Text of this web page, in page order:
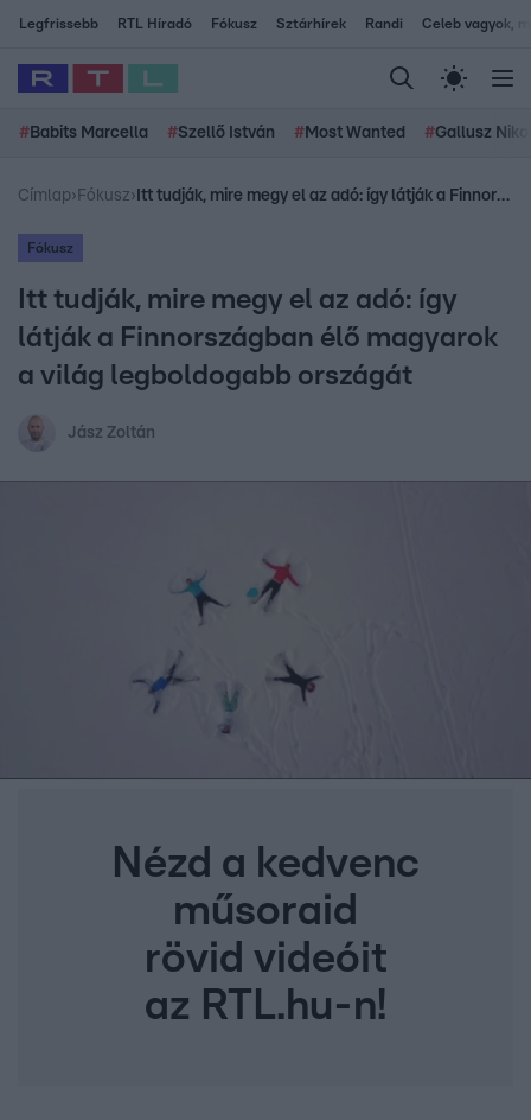
Legfrissebb RTL Híradó Fókusz Sztárhírek Randi Celeb vagyok,
# Babits Marcella #Szellő István # Most Wanted #Gallusz
Címlap› Fókusz› Itt tudják, mire megy el az adó: így látják a Finnországban élő magyarok a világ legboldogabb országát
Fókusz
Itt tudják, mire megy el az adó: így
látják a Finnországban élő magyarok
a világ legboldogabb országát
Jász Zoltán
Nézd a kedvenc
műsoraid
rövid videóit
az RTL.hu-n!